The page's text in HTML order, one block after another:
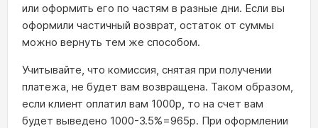
или оформить его по частям в разные дни. Если вы
оформили частичный возврат, остаток от суммы
можно вернуть тем же способом.
Учитывайте, что комиссия, снятая при получении
платежа, не будет вам возвращена. Таком образом,
если клиент оплатил вам 1000р, то на счет вам
будет выведено 1000-3.5%=965р. При оформлении